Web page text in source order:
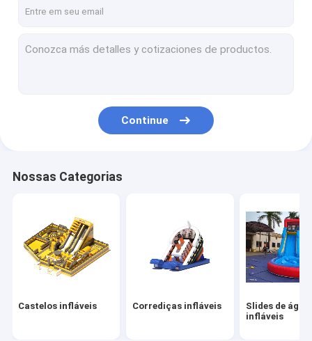
Slides de água infláveis
Arcos infláveis
Castelos de água infláveis
parque inflável da água
Slide do Castelo de Rebentamento
Continue
Nossas Categorias
Castelos infláveis Corrediças infláveis
Slides de água
infláveis